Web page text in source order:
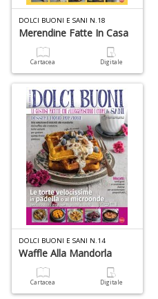
DOLCI BUONI E SANI N.18
Merendine Fatte In Casa
Cartacea Digitale
DOLCI BUONI E SANI N.14
Waffle Alla Mandorla
Cartacea Digitale